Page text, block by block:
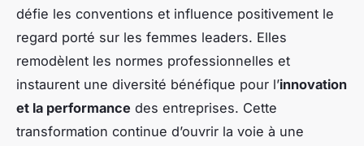
défie les conventions et influence positivement le
regard porté sur les femmes leaders. Elles
remodèlent les normes professionnelles et
instaurent une diversité bénéfique pour l’innovation
et la performance des entreprises. Cette
transformation continue d’ouvrir la voie à une